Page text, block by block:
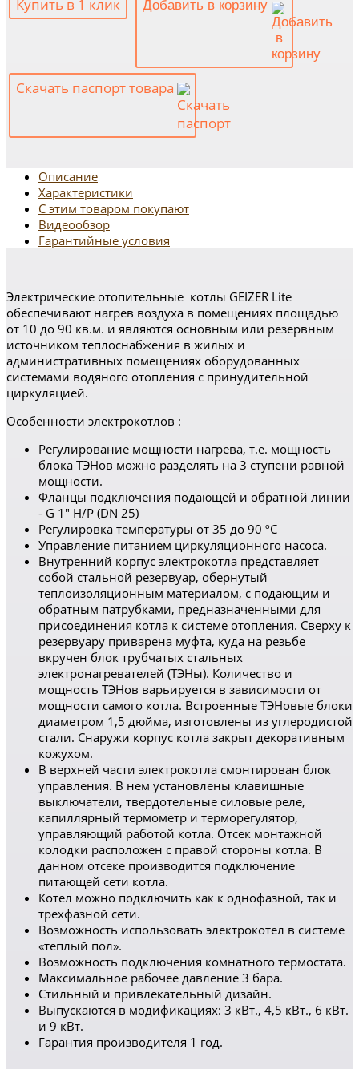
Купить в 1 клик Добавить в корзину
Скачать паспорт товара
Описание
Характеристики
С этим товаром покупают
Видеообзор
Гарантийные условия
Электрические отопительные котлы GEIZER Lite
обеспечивают нагрев воздуха в помещениях площадью
от 10 до 90 кв.м. и являются основным или резервным
источником теплоснабжения в жилых и
административных помещениях оборудованных
системами водяного отопления с принудительной
циркуляцией.
Особенности электрокотлов :
Регулирование мощности нагрева, т.е. мощность
блока ТЭНов можно разделять на 3 ступени равной
мощности.
Фланцы подключения подающей и обратной линии
- G 1" Н/Р (DN 25)
Регулировка температуры от 35 до 90 ºС
Управление питанием циркуляционного насоса.
Внутренний корпус электрокотла представляет
собой стальной резервуар, обернутый
теплоизоляционным материалом, с подающим и
обратным патрубками, предназначенными для
присоединения котла к системе отопления. Сверху к
резервуару приварена муфта, куда на резьбе
вкручен блок трубчатых стальных
электронагревателей (ТЭНы). Количество и
мощность ТЭНов варьируется в зависимости от
мощности самого котла. Встроенные ТЭНовые блоки
диаметром 1,5 дюйма, изготовлены из углеродистой
стали. Снаружи корпус котла закрыт декоративным
кожухом.
В верхней части электрокотла смонтирован блок
управления. В нем установлены клавишные
выключатели, твердотельные силовые реле,
капиллярный термометр и терморегулятор,
управляющий работой котла. Отсек монтажной
колодки расположен с правой стороны котла. В
данном отсеке производится подключение
питающей сети котла.
Котел можно подключить как к однофазной, так и
трехфазной сети.
Возможность использовать электрокотел в системе
«теплый пол».
Возможность подключения комнатного термостата.
Максимальное рабочее давление 3 бара.
Стильный и привлекательный дизайн.
Выпускаются в модификациях: 3 кВт., 4,5 кВт., 6 кВт.
и 9 кВт.
Гарантия производителя 1 год.